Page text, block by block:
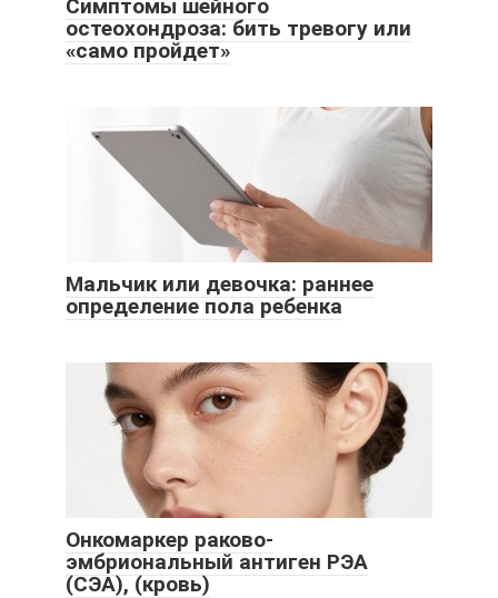
Симптомы шейного
остеохондроза: бить тревогу или
«само пройдет»
Мальчик или девочка: раннее
определение пола ребенка
Онкомаркер раково-
эмбриональный антиген РЭА
(СЭА), (кровь)